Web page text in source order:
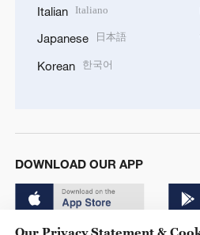
Italian Italiano
Japanese 日本語
Korean 한국어
DOWNLOAD OUR APP
Our Privacy Statement &